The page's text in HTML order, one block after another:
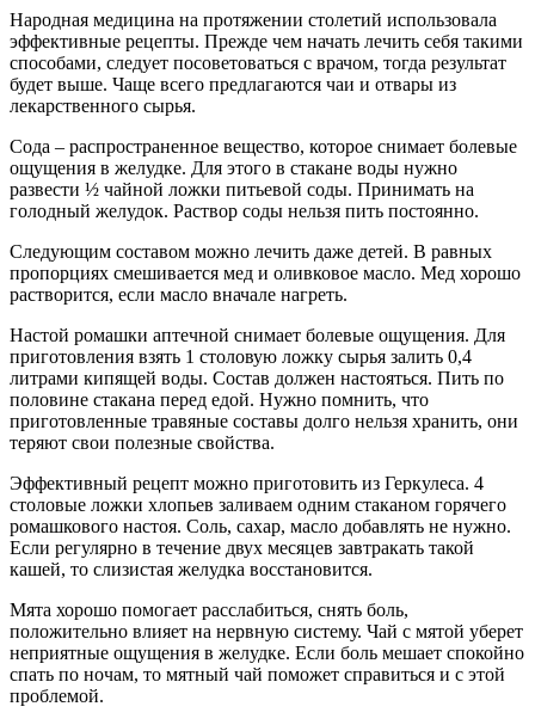
Народная медицина на протяжении столетий использовала
эффективные рецепты. Прежде чем начать лечить себя такими
способами, следует посоветоваться с врачом, тогда результат
будет выше. Чаще всего предлагаются чаи и отвары из
лекарственного сырья.
Сода – распространенное вещество, которое снимает болевые
ощущения в желудке. Для этого в стакане воды нужно
развести ½ чайной ложки питьевой соды. Принимать на
голодный желудок. Раствор соды нельзя пить постоянно.
Следующим составом можно лечить даже детей. В равных
пропорциях смешивается мед и оливковое масло. Мед хорошо
растворится, если масло вначале нагреть.
Настой ромашки аптечной снимает болевые ощущения. Для
приготовления взять 1 столовую ложку сырья залить 0,4
литрами кипящей воды. Состав должен настояться. Пить по
половине стакана перед едой. Нужно помнить, что
приготовленные травяные составы долго нельзя хранить, они
теряют свои полезные свойства.
Эффективный рецепт можно приготовить из Геркулеса. 4
столовые ложки хлопьев заливаем одним стаканом горячего
ромашкового настоя. Соль, сахар, масло добавлять не нужно.
Если регулярно в течение двух месяцев завтракать такой
кашей, то слизистая желудка восстановится.
Мята хорошо помогает расслабиться, снять боль,
положительно влияет на нервную систему. Чай с мятой уберет
неприятные ощущения в желудке. Если боль мешает спокойно
спать по ночам, то мятный чай поможет справиться и с этой
проблемой.